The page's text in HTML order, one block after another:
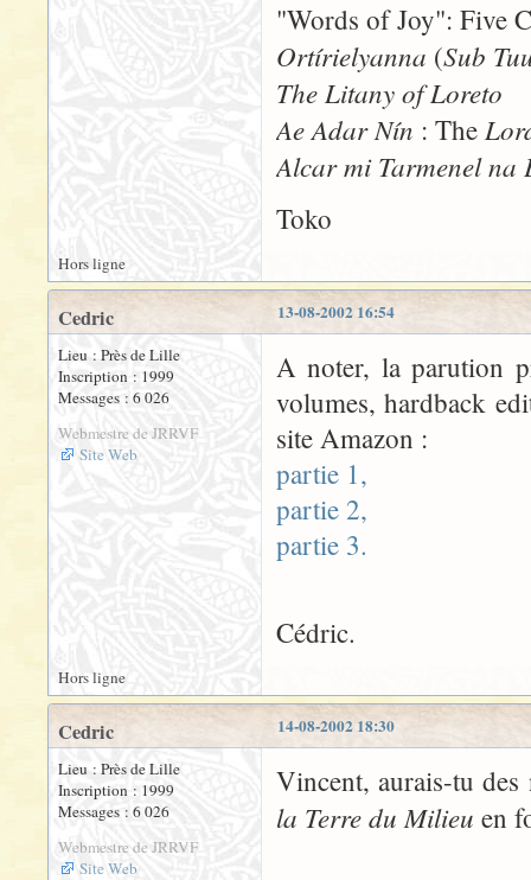
"Words of Joy": Five
Ortírielyanna (Sub
The Litany of Loreto
Ae Adar Nín : The
Alcar mi Tarmenel na
Toko
Hors ligne
13-08-2002 16:54
Cedric
Lieu : Près de Lille
Inscription : 1999
Messages : 6 026
Webmestre de JRRVF
Site Web
A noter, la parution
volumes, hardback
site Amazon :
partie 1,
partie 2,
partie 3.
Cédric.
Hors ligne
14-08-2002 18:30
Cedric
Lieu : Près de Lille
Inscription : 1999
Messages : 6 026
Webmestre de JRRVF
Site Web
Vincent, aurais-tu
la Terre du Milieu en